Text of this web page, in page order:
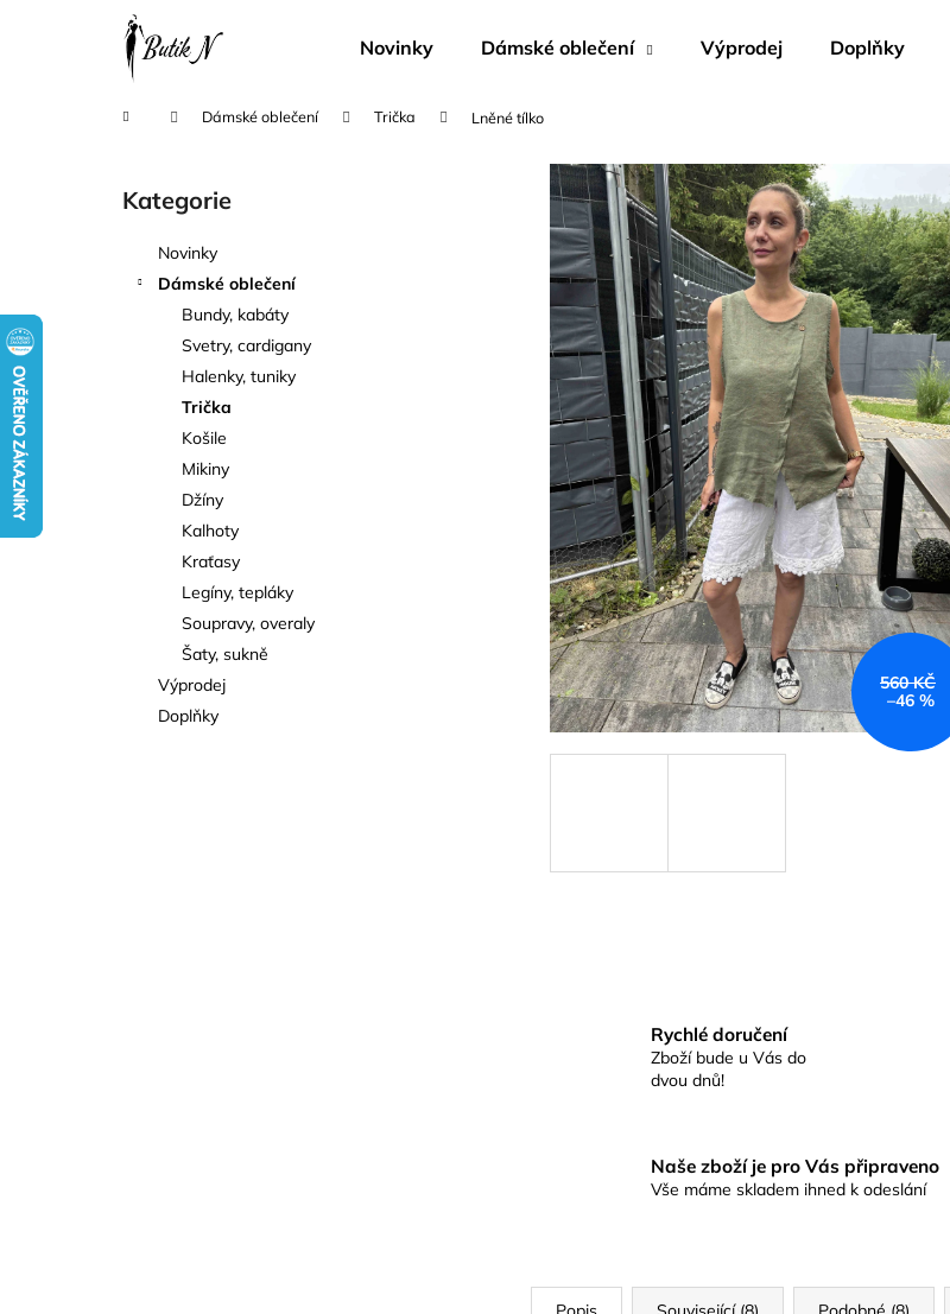
Novinky Dámské oblečení Výprodej Doplňky
Domů Dámské oblečení Trička Lněné tílko
Přeskočit
kategorie
Kategorie
Novinky
Dámské oblečení
Bundy, kabáty
Svetry, cardigany
Halenky, tuniky
Trička
Košile
Mikiny
Džíny
Kalhoty
Kraťasy
Legíny, tepláky
Soupravy, overaly
Šaty, sukně
Výprodej
Doplňky
560 KČ
–46 %
Rychlé doručení
Zboží bude u Vás do
dvou dnů!
Naše zboží je pro Vás připraveno
Vše máme skladem ihned k odeslání
HLEDAT
Doporučujeme